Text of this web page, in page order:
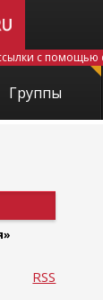
с помощью
Группы
RSS